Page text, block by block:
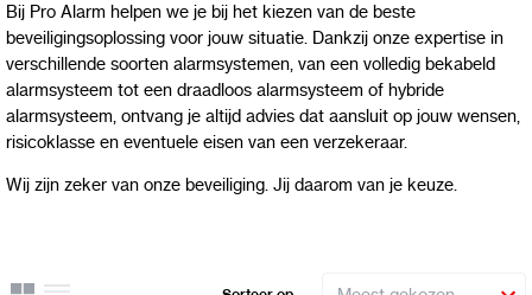
Bij Pro Alarm helpen we je bij het kiezen van de beste
beveiligingsoplossing voor jouw situatie. Dankzij onze expertise in
verschillende soorten alarmsystemen, van een volledig bekabeld
alarmsysteem tot een draadloos alarmsysteem of hybride
alarmsysteem, ontvang je altijd advies dat aansluit op jouw wensen,
risicoklasse en eventuele eisen van een verzekeraar.
Wij zijn zeker van onze beveiliging. Jij daarom van je keuze.